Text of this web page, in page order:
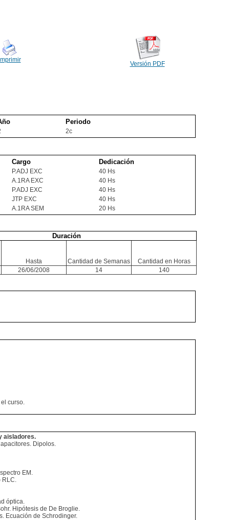
Imprimir
Versión PDF
Periodo
2c
Cargo Dedicación
P.ADJ EXC
40 Hs
A.1RA EXC
40 Hs
P.ADJ EXC
40 Hs
JTP EXC
40 Hs
A.1RA SEM 20 Hs
Duración
Hasta Cantidad de Semanas Cantidad en Horas
26/06/2008 14 140
curso.
aisladores.
Dipolos.
EM.
RLC.
óptica.
Hipótesis de De Broglie.
Ecuación de Schrodinger.